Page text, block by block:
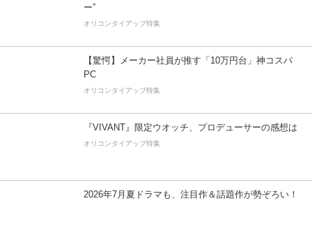
ー”
オリコンタイアップ特集
【驚愕】メーカー社員が推す「10万円台」神コスパ
PC
オリコンタイアップ特集
『VIVANT』限定ウオッチ、プロデューサーの感想は
オリコンタイアップ特集
2026年7月夏ドラマも、注目作＆話題作が勢ぞろい！